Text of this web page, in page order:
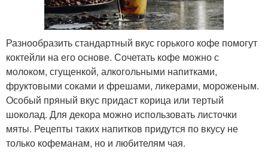
Разнообразить стандартный вкус горького кофе помогут
коктейли на его основе. Сочетать кофе можно с
молоком, сгущенкой, алкогольными напитками,
фруктовыми соками и фрешами, ликерами, мороженым.
Особый пряный вкус придаст корица или тертый
шоколад. Для декора можно использовать листочки
мяты. Рецепты таких напитков придутся по вкусу не
только кофеманам, но и любителям чая.